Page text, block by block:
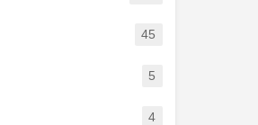
45
5
4